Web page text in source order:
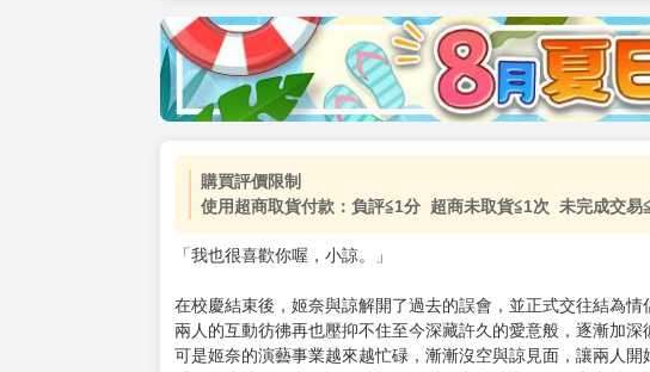
加價購 ( 共
(加購品) 買動漫★《$15元-加固紙箱包裝》
-
+